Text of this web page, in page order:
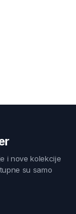
i nove kolekcije
su samo